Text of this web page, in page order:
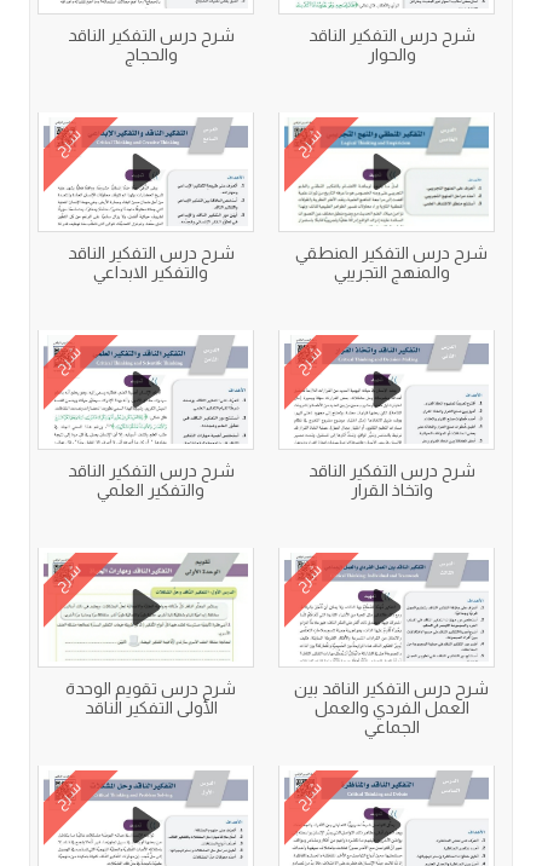
شرح درس التفكير الناقد
والحوار
شرح درس التفكير الناقد
والحجاج
شرح
شرح درس التفكير المنطقي
والمنهج التجريبي
شرح
شرح درس التفكير الناقد
والتفكير الابداعي
شرح
شرح درس التفكير الناقد
واتخاذ القرار
شرح
شرح درس التفكير الناقد
والتفكير العلمي
شرح
شرح درس التفكير الناقد بين
العمل الفردي والعمل
الجماعي
شرح
شرح درس تقويم الوحدة
الأولى التفكير الناقد
شرح شرح